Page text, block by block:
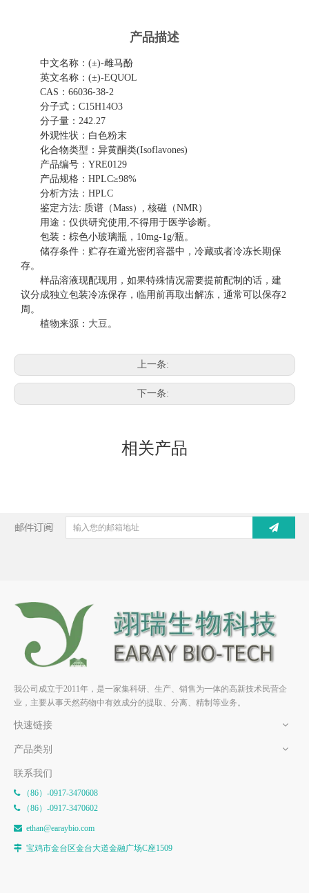
产品描述
中文名称： (±)-雌马酚
英文名称： (±)-EQUOL
CAS：66036-38-2
分子式： C15H14O3
分子量： 242.27
外观性状：白色粉末
化合物类型： 异黄酮类(Isoflavones)
产品编号： YRE0129
产品规格： HPLC≥98%
分析方法： HPLC
鉴定方法: 质谱（Mass）, 核磁（NMR）
用途：仅供研究使用 ,不得用于医学诊断。
包装：棕色小玻璃瓶， 10mg-1g/瓶。
储存条件：贮存在避光密闭容器中，冷藏或者冷冻长期保
存。
样品溶液现配现用，如果特殊情况需要提前配制的话，建
议分成独立包装冷冻保存，临用前再取出解冻，通常可以保存2
周。
植物来源： 大豆。
上一条:
下一条:
相关产品
鸢尾苷元，射干苷元
HPLC≥98% 中药标准品 对照
品
准品 对照品
我公司成立于2011年，是一家集科研、生产、销售为一体的高新技术民营企
业，主要从事天然药物中有效成分的提取、分离、精制等业务。
快速链接
产品类别
联系我们
（86）-0917-3470608
（86）-0917-3470602
 ethan@earaybio.com
 宝鸡市金台区金台大道金融广场C座1509